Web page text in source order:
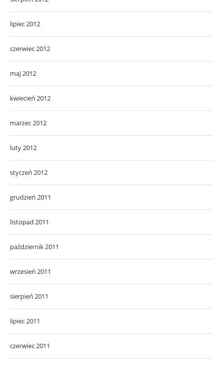
lipiec 2012
czerwiec 2012
maj 2012
kwiecień 2012
marzec 2012
luty 2012
styczeń 2012
grudzień 2011
listopad 2011
październik 2011
wrzesień 2011
sierpień 2011
lipiec 2011
czerwiec 2011